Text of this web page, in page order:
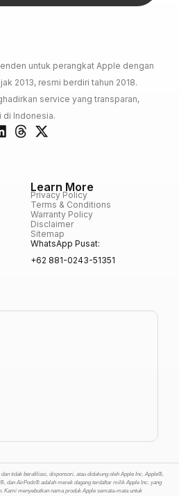
untuk perangkat Apple dengan
2013, resmi berdiri tahun 2018.
service yang transparan,
di Indonesia.
Learn More
Privacy Policy
Terms & Conditions
Warranty Policy
Disclaimer
Sitemap
WhatsApp Pusat:
+62 881-0243-51351
tidak berafiliasi, disponsori, atau didukung oleh Apple Inc. Apple®,
dan AirPods® adalah merek dagang terdaftar milik Apple Inc. yang
Kami menyebutkan nama produk Apple semata-mata untuk